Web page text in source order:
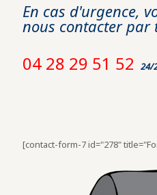
En cas d'urgence,
nous contacter par
04 28 29 51 52 24/
[contact-form-7 id="278"